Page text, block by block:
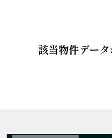
該当物件データ